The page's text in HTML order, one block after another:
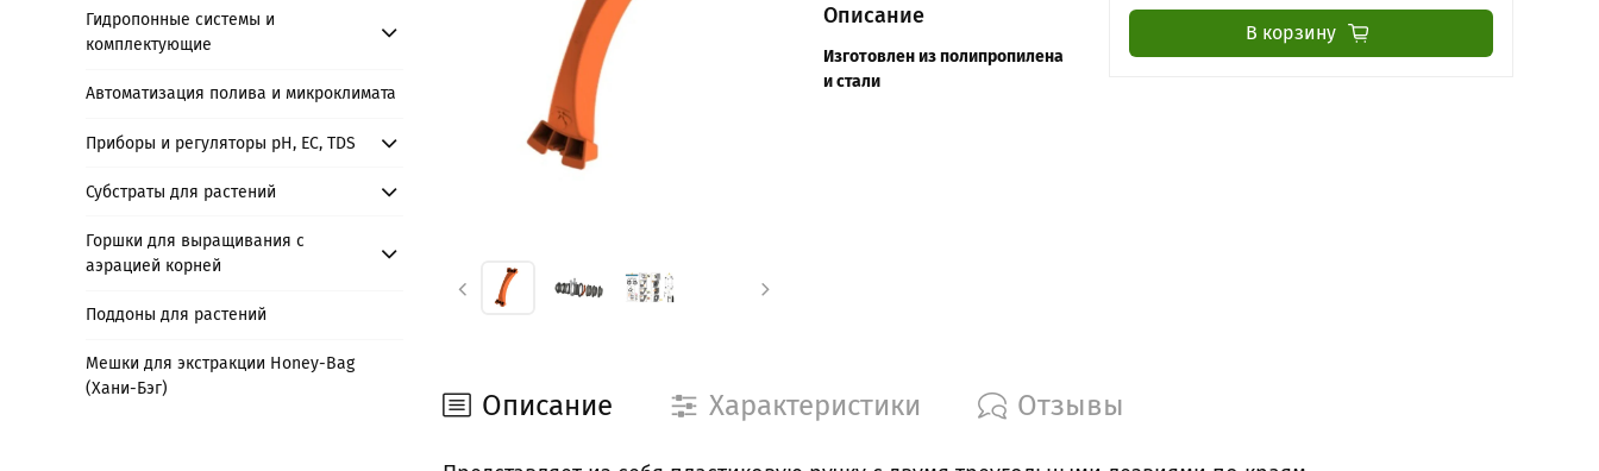
Описание
Изготовлен из полипропилена
и стали
В корзину
Описание Характеристики Отзывы
Гидропонные системы и
комплектующие
Автоматизация полива и микроклимата
Приборы и регуляторы рН, EC, TDS
Субстраты для растений
Горшки для выращивания с
аэрацией корней
Поддоны для растений
Мешки для экстракции Honey-Bag
(Хани-Бэг)